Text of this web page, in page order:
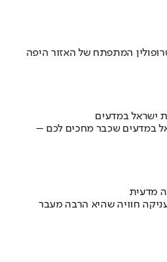
המתפתח של האזור היפה
ישראל במדעים
במדעים שכבר מחכים לכם –
מדעית
חוויה שהיא הרבה מעבר